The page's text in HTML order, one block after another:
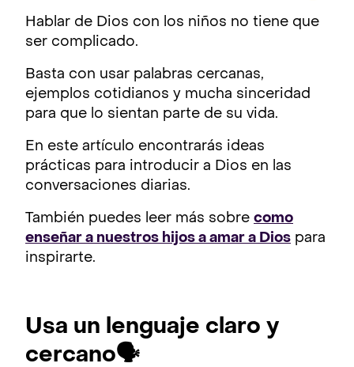
Hablar de Dios con los niños no tiene que
ser complicado.
Basta con usar palabras cercanas,
ejemplos cotidianos y mucha sinceridad
para que lo sientan parte de su vida.
En este artículo encontrarás ideas
prácticas para introducir a Dios en las
conversaciones diarias.
También puedes leer más sobre como
enseñar a nuestros hijos a amar a Dios para
inspirarte.
Usa un lenguaje claro y
cercano🗣️